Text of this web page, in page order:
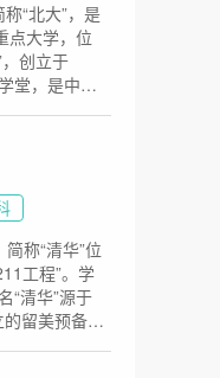
“北大”，是
点大学，位
，创立于
堂，是中国
大学和私立
年迁至昆
复员返回
院系调整，
学，并自北
京医科大学
校总体占地
称“清华”位
工程”。学
“清华”源于
留美预备学